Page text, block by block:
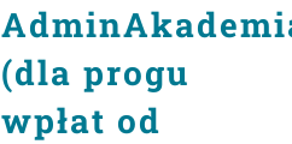
(dla progu
wpłat od